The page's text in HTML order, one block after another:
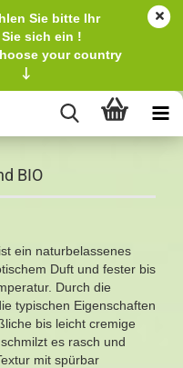
Sie bitte Ihr
sich ein !
your country
!
↓
BIO
ein naturbelassenes
Duft und fester bis
Durch die
typischen Eigenschaften
bis leicht cremige
es rasch und
mit spürbar